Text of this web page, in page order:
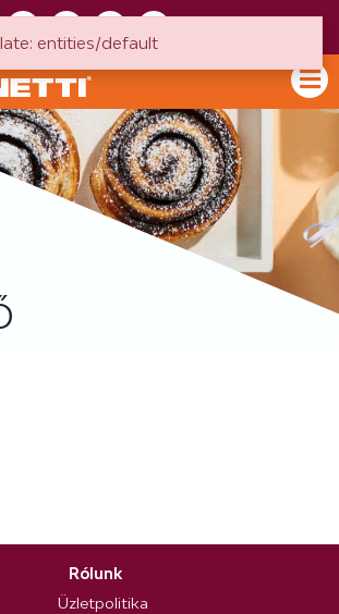
Rólunk
Üzletpolitika
entities/default